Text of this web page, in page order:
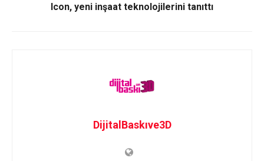
Icon, yeni inşaat teknolojilerini tanıttı
DijitalBaskıve3D